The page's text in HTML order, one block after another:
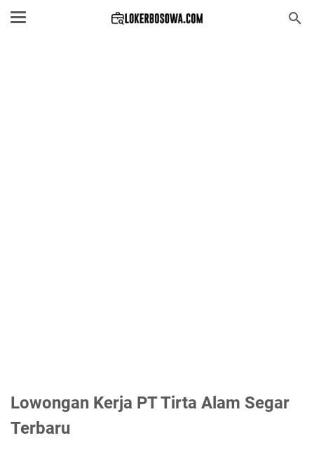
Lowongan Kerja PT Tirta Alam Segar
Terbaru